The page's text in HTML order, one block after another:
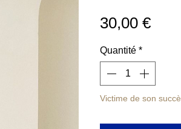
30,00 €Prix
Quantité *
Victime de son